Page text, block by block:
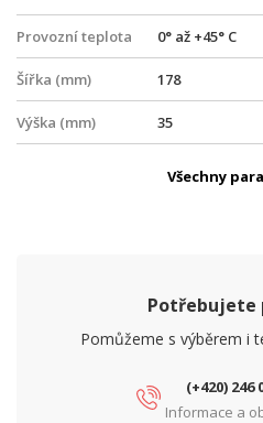
Provozní teplota 0° až +45° C
Šířka (mm) 178
Výška (mm) 35
PARAMETRY ETHERNET
PARAMETRY NAPÁJENÍ
1
Všechny
Potřebujete
Pomůžeme s výběrem i
(+420) 246
Informace a